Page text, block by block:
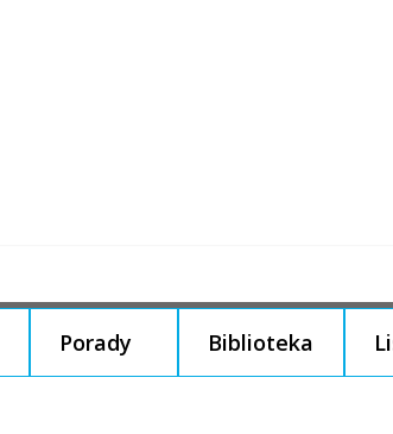
Porady Biblioteka